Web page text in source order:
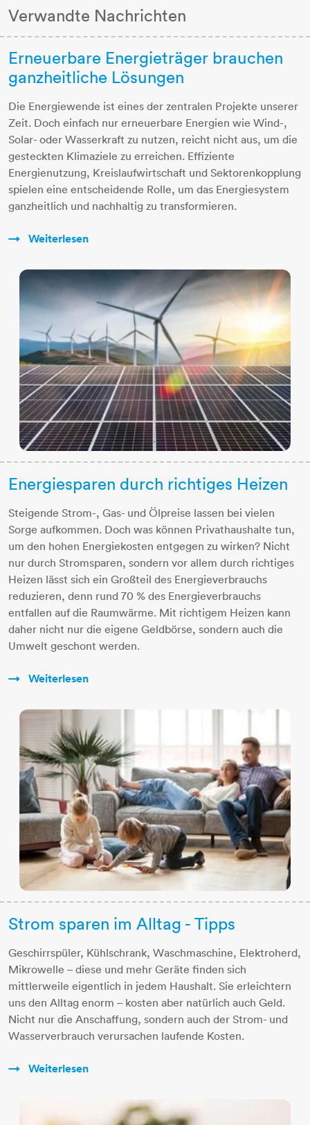
Verwandte Nachrichten
Erneuerbare Energieträger brauchen
ganzheitliche Lösungen
Die Energiewende ist eines der zentralen Projekte unserer
Zeit. Doch einfach nur erneuerbare Energien wie Wind-,
Solar- oder Wasserkraft zu nutzen, reicht nicht aus, um die
gesteckten Klimaziele zu erreichen. Effiziente
Energienutzung, Kreislaufwirtschaft und Sektorenkopplung
spielen eine entscheidende Rolle, um das Energiesystem
ganzheitlich und nachhaltig zu transformieren.
Weiterlesen
Energiesparen durch richtiges Heizen
Steigende Strom-, Gas- und Ölpreise lassen bei vielen
Sorge aufkommen. Doch was können Privathaushalte tun,
um den hohen Energiekosten entgegen zu wirken? Nicht
nur durch Stromsparen, sondern vor allem durch richtiges
Heizen lässt sich ein Großteil des Energieverbrauchs
reduzieren, denn rund 70 % des Energieverbrauchs
entfallen auf die Raumwärme. Mit richtigem Heizen kann
daher nicht nur die eigene Geldbörse, sondern auch die
Umwelt geschont werden.
Weiterlesen
Strom sparen im Alltag - Tipps
Geschirrspüler, Kühlschrank, Waschmaschine, Elektroherd,
Mikrowelle – diese und mehr Geräte finden sich
mittlerweile eigentlich in jedem Haushalt. Sie erleichtern
uns den Alltag enorm – kosten aber natürlich auch Geld.
Nicht nur die Anschaffung, sondern auch der Strom- und
Wasserverbrauch verursachen laufende Kosten.
Weiterlesen